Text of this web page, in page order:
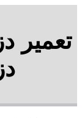
تعمیر